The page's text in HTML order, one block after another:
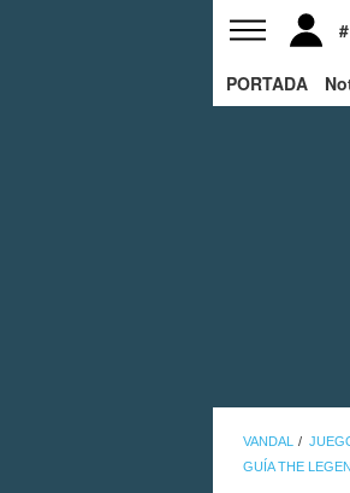
PORTADA
VANDAL
GUÍA THE